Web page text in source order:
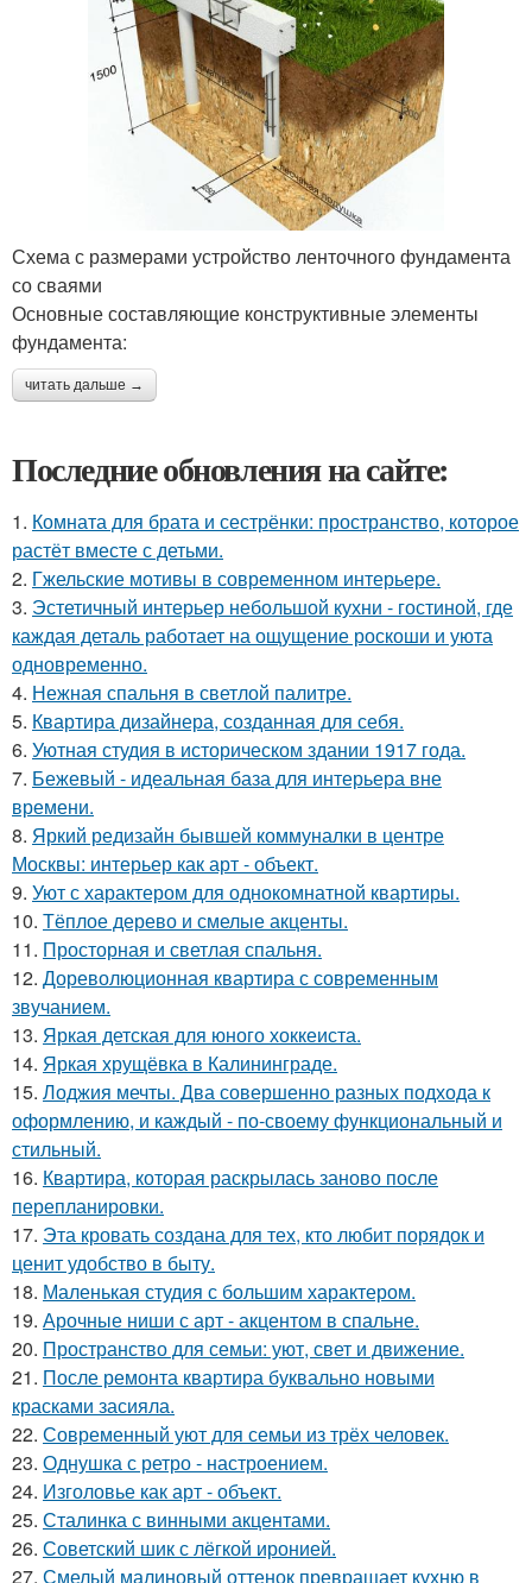
Схема с размерами устройство ленточного фундамента
со сваями
Основные составляющие конструктивные элементы
фундамента:
читать дальше →
Последние обновления на сайте:
1. Комната для брата и сестрёнки: пространство, которое
растёт вместе с детьми.
2. Гжельские мотивы в современном интерьере.
3. Эстетичный интерьер небольшой кухни - гостиной, где
каждая деталь работает на ощущение роскоши и уюта
одновременно.
4. Нежная спальня в светлой палитре.
5. Квартира дизайнера, созданная для себя.
6. Уютная студия в историческом здании 1917 года.
7. Бежевый - идеальная база для интерьера вне
времени.
8. Яркий редизайн бывшей коммуналки в центре
Москвы: интерьер как арт - объект.
9. Уют с характером для однокомнатной квартиры.
10. Тёплое дерево и смелые акценты.
11. Просторная и светлая спальня.
12. Дореволюционная квартира с современным
звучанием.
13. Яркая детская для юного хоккеиста.
14. Яркая хрущёвка в Калининграде.
15. Лоджия мечты. Два совершенно разных подхода к
оформлению, и каждый - по-своему функциональный и
стильный.
16. Квартира, которая раскрылась заново после
перепланировки.
17. Эта кровать создана для тех, кто любит порядок и
ценит удобство в быту.
18. Маленькая студия с большим характером.
19. Арочные ниши с арт - акцентом в спальне.
20. Пространство для семьи: уют, свет и движение.
21. После ремонта квартира буквально новыми
красками засияла.
22. Современный уют для семьи из трёх человек.
23. Однушка с ретро - настроением.
24. Изголовье как арт - объект.
25. Сталинка с винными акцентами.
26. Советский шик с лёгкой иронией.
27. Смелый малиновый оттенок превращает кухню в